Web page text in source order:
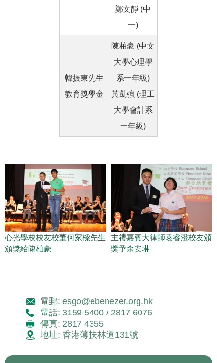
鄭文靜 (中
一)
韓振東先生
教育獎學金
陳柏豪 (中文
大學心理學
系一年級)
黃凱強 (理工
大學會計系
一年級)
心光學校校友校董何家樑先生
頒獎給陳柏豪
主禮嘉賓大律師袁睿澄校友頒
獎予余安琳
電郵: esgo@ebenezer.org.hk
電話: 3159 5400 / 2817 6076
傳真: 2817 4355
地址: 香港薄扶林道131號